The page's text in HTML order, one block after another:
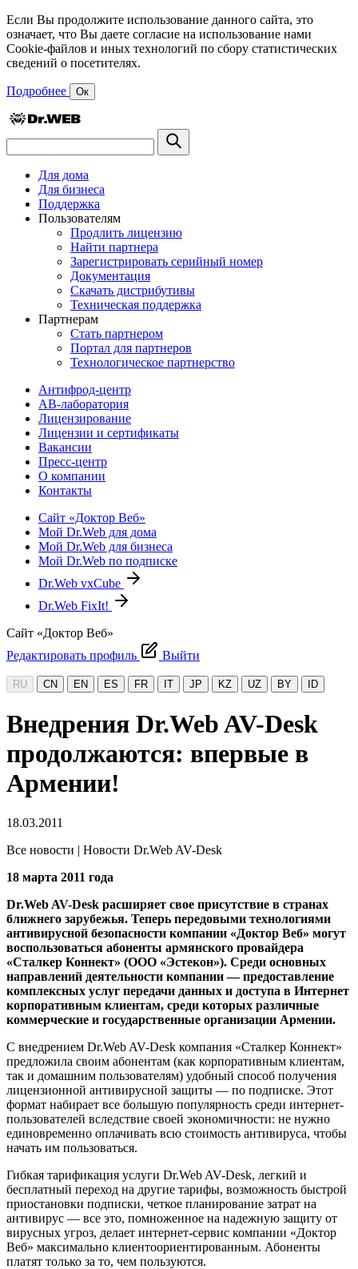
Если Вы продолжите использование данного сайта, это
означает, что Вы даете согласие на использование нами
Cookie-файлов и иных технологий по сбору статистических
сведений о посетителях.
Подробнее Ок
Для дома
Для бизнеса
Поддержка
Пользователям
Продлить лицензию
Найти партнера
Зарегистрировать серийный номер
Документация
Скачать дистрибутивы
Техническая поддержка
Партнерам
Стать партнером
Портал для партнеров
Технологическое партнерство
Антифрод-центр
АВ-лаборатория
Лицензирование
Лицензии и сертификаты
Вакансии
Пресс-центр
О компании
Контакты
Сайт «Доктор Веб»
Мой Dr.Web для дома
Мой Dr.Web для бизнеса
Мой Dr.Web по подписке
Dr.Web vxCube
Dr.Web FixIt!
Сайт «Доктор Веб»
Редактировать профиль
Выйти
RU CN EN ES FR IT JP KZ UZ BY ID
Внедрения Dr.Web AV-Desk
продолжаются: впервые в
Армении!
18.03.2011
Все новости | Новости Dr.Web AV-Desk
18 марта 2011 года
Dr.Web AV-Desk расширяет свое присутствие в странах
ближнего зарубежья. Теперь передовыми технологиями
антивирусной безопасности компании «Доктор Веб» могут
воспользоваться абоненты армянского провайдера
«Сталкер Коннект» (ООО «Эстекон»). Среди основных
направлений деятельности компании — предоставление
комплексных услуг передачи данных и доступа в Интернет
корпоративным клиентам, среди которых различные
коммерческие и государственные организации Армении.
С внедрением Dr.Web AV-Desk компания «Сталкер Коннект»
предложила своим абонентам (как корпоративным клиентам,
так и домашним пользователям) удобный способ получения
лицензионной антивирусной защиты — по подписке. Этот
формат набирает все большую популярность среди интернет-
пользователей вследствие своей экономичности: не нужно
единовременно оплачивать всю стоимость антивируса, чтобы
начать им пользоваться.
Гибкая тарификация услуги Dr.Web AV-Desk, легкий и
бесплатный переход на другие тарифы, возможность быстрой
приостановки подписки, четкое планирование затрат на
антивирус — все это, помноженное на надежную защиту от
вирусных угроз, делает интернет-сервис компании «Доктор
Веб» максимально клиентоориентированным. Абоненты
платят только за то, чем пользуются.